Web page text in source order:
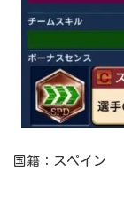
国籍：スペイン